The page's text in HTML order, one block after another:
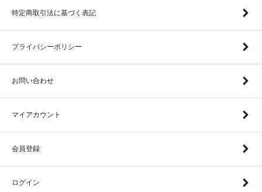
特定商取引法に基づく表記
プライバシーポリシー
お問い合わせ
マイアカウント
会員登録
ログイン